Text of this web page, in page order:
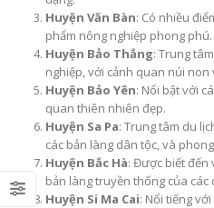
Huyện Văn Bàn: Có nhiều
phẩm nông nghiệp phong phú.
Huyện Bảo Thắng: Trung
nghiệp, với cảnh quan núi
Huyện Bảo Yên: Nổi bật với
quan thiên nhiên đẹp.
Huyện Sa Pa: Trung tâm du
các bản làng dân tộc, và
Huyện Bắc Hà: Được biết đến
bản làng truyền thống của các
Huyện Si Ma Cai: Nổi tiếng